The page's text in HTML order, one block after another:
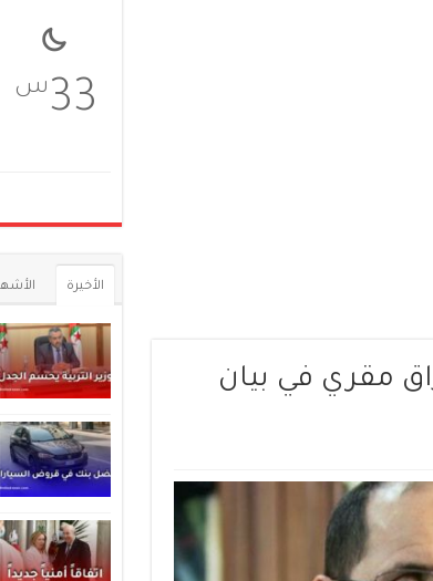
مقري في بيان
33 س
الأخيرة